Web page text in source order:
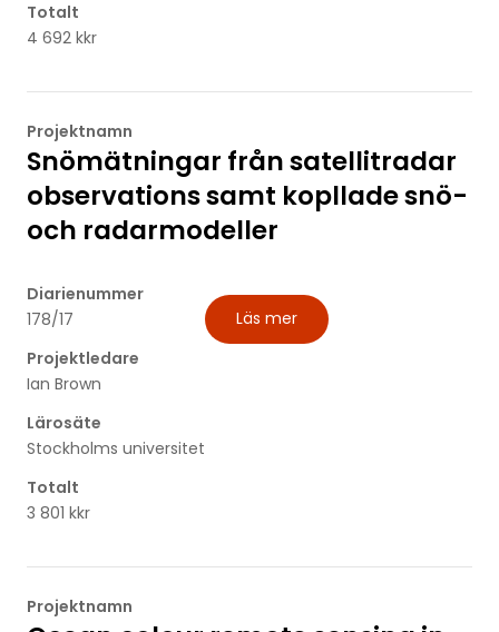
Totalt
4 692 kkr
Projektnamn
Snömätningar från satellitradar
observations samt kopllade snö-
och radarmodeller
Diarienummer
178/17
Projektledare
Ian Brown
Lärosäte
Stockholms universitet
Totalt
3 801 kkr
Läs mer
Projektnamn